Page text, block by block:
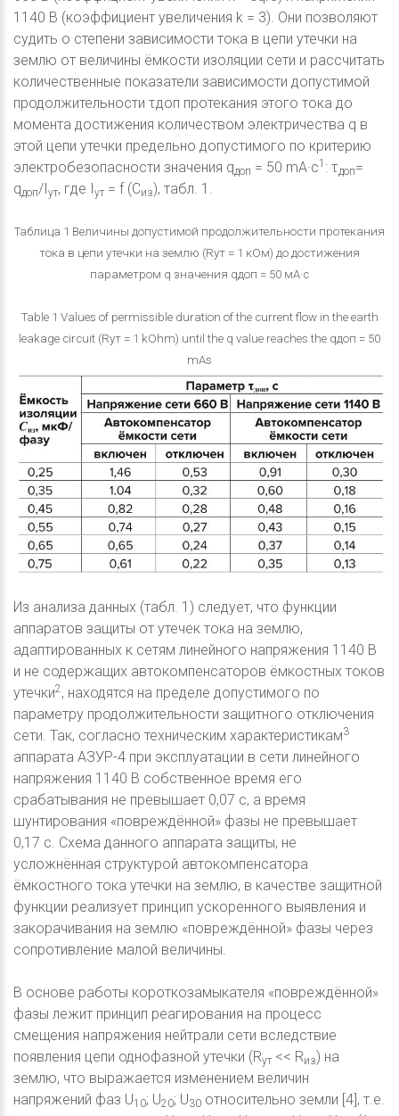
1140 В (коэффициент увеличения k = 3). Они позволяют
судить о степени зависимости тока в цепи утечки на
землю от величины ёмкости изоляции сети и рассчитать
количественные показатели зависимости допустимой
продолжительности τдоп протекания этого тока до
момента достижения количеством электричества q в
этой цепи утечки предельно допустимого по критерию
электробезопасности значения qдоп = 50 mА·c1 : τдоп=
qдоп/Iут, где Iут = f (Cиз), табл. 1.
Таблица 1 Величины допустимой продолжительности протекания
тока в цепи утечки на землю (Rут = 1 кОм) до достижения
параметром q значения qдоп = 50 мА·c
Table 1 Values of permissible duration of the current flow in the earth
leakage circuit (Rут = 1 kOhm) until the q value reaches the qдоп = 50
mAs
Из анализа данных (табл. 1) следует, что функции
аппаратов защиты от утечек тока на землю,
адаптированных к сетям линейного напряжения 1140 В
и не содержащих автокомпенсаторов ёмкостных токов
утечки2 , находятся на пределе допустимого по
параметру продолжительности защитного отключения
сети. Так, согласно техническим характеристикам3
аппарата АЗУР-4 при эксплуатации в сети линейного
напряжения 1140 В собственное время его
срабатывания не превышает 0,07 с, а время
шунтирования «повреждённой» фазы не превышает
0,17 с. Схема данного аппарата защиты, не
усложнённая структурой автокомпенсатора
ёмкостного тока утечки на землю, в качестве защитной
функции реализует принцип ускоренного выявления и
закорачивания на землю «повреждённой» фазы через
сопротивление малой величины.
В основе работы короткозамыкателя «повреждённой»
фазы лежит принцип реагирования на процесс
смещения напряжения нейтрали сети вследствие
появления цепи однофазной утечки (Rут << Rиз) на
землю, что выражается изменением величин
напряжений фаз U10; U20; U30 относительно земли [4], т.е.